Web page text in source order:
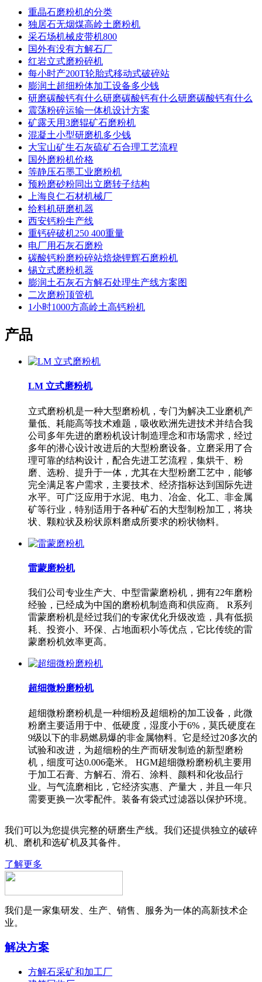
重晶石磨粉机的分类
独居石无烟煤高岭土磨粉机
采石场机械皮带机800
国外有没有方解石厂
红岩立式磨粉碎机
每小时产200T轮胎式移动式破碎站
膨润土超细粉体加工设备多少钱
研磨碳酸钙有什么研磨碳酸钙有什么研磨碳酸钙有什么
震荡粉碎运输一体机设计方案
矿露天用3磨辊矿石磨粉机
混凝土小型研磨机多少钱
大宝山矿生石灰硫矿石合理工艺流程
国外磨粉机价格
等静压石墨工业磨粉机
预粉磨砂粉同出立磨转子结构
上海良仁石材机械厂
给料机研磨机器
西安钙粉生产线
重钙碎破机250 400重量
电厂用石灰石磨粉
碳酸钙粉磨粉碎站焙烧锂辉石磨粉机
锡立式磨粉机器
膨润土石灰石方解石处理生产线方案图
二次磨粉顶管机
1小时1000方高岭土高钙粉机
产品
LM 立式磨粉机
立式磨粉机是一种大型磨粉机，专门为解决工业磨机产
量低、耗能高等技术难题，吸收欧洲先进技术并结合我
公司多年先进的磨粉机设计制造理念和市场需求，经过
多年的潜心设计改进后的大型粉磨设备。立磨采用了合
理可靠的结构设计，配合先进工艺流程，集烘干、粉
磨、选粉、提升于一体，尤其在大型粉磨工艺中，能够
完全满足客户需求，主要技术、经济指标达到国际先进
水平。可广泛应用于水泥、电力、冶金、化工、非金属
矿等行业，特别适用于各种矿石的大型制粉加工，将块
状、颗粒状及粉状原料磨成所要求的粉状物料。
雷蒙磨粉机
我们公司专业生产大、中型雷蒙磨粉机，拥有22年磨粉
经验，已经成为中国的磨粉机制造商和供应商。 R系列
雷蒙磨粉机是经过我们的专家优化升级改造，具有低损
耗、投资小、环保、占地面积小等优点，它比传统的雷
蒙磨粉机效率更高。
超细微粉磨粉机
超细微粉磨粉机是一种细粉及超细粉的加工设备，此微
粉磨主要适用于中、低硬度，湿度小于6%，莫氏硬度在
9级以下的非易燃易爆的非金属物料。它是经过20多次的
试验和改进，为超细粉的生产而研发制造的新型磨粉
机，细度可达0.006毫米。 HGM超细微粉磨粉机主要用
于加工石膏、方解石、滑石、涂料、颜料和化妆品行
业。与气流磨相比，它经济实惠、产量大，并且一年只
需要更换一次零配件。装备有袋式过滤器以保护环境。
我们可以为您提供完整的研磨生产线。我们还提供独立的破碎
机、磨机和选矿机及其备件。
了解更多
我们是一家集研发、生产、销售、服务为一体的高新技术企
业。
解决方案
方解石采矿和加工厂